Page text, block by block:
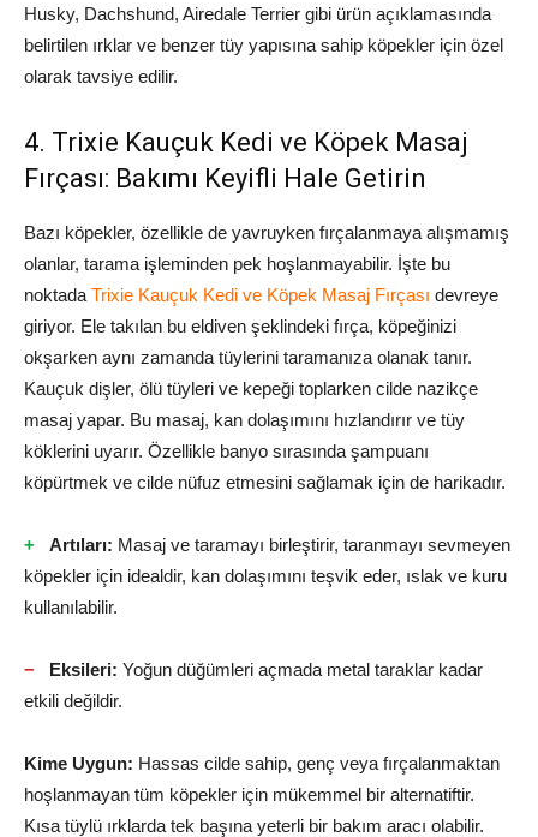
Husky, Dachshund, Airedale Terrier gibi ürün açıklamasında
belirtilen ırklar ve benzer tüy yapısına sahip köpekler için özel
olarak tavsiye edilir.
4. Trixie Kauçuk Kedi ve Köpek Masaj
Fırçası: Bakımı Keyifli Hale Getirin
Bazı köpekler, özellikle de yavruyken fırçalanmaya alışmamış
olanlar, tarama işleminden pek hoşlanmayabilir. İşte bu
noktada Trixie Kauçuk Kedi ve Köpek Masaj Fırçası devreye
giriyor. Ele takılan bu eldiven şeklindeki fırça, köpeğinizi
okşarken aynı zamanda tüylerini taramanıza olanak tanır.
Kauçuk dişler, ölü tüyleri ve kepeği toplarken cilde nazikçe
masaj yapar. Bu masaj, kan dolaşımını hızlandırır ve tüy
köklerini uyarır. Özellikle banyo sırasında şampuanı
köpürtmek ve cilde nüfuz etmesini sağlamak için de harikadır.
Artıları: Masaj ve taramayı birleştirir, taranmayı sevmeyen
köpekler için idealdir, kan dolaşımını teşvik eder, ıslak ve kuru
kullanılabilir.
Eksileri: Yoğun düğümleri açmada metal taraklar kadar
etkili değildir.
Kime Uygun: Hassas cilde sahip, genç veya fırçalanmaktan
hoşlanmayan tüm köpekler için mükemmel bir alternatiftir.
Kısa tüylü ırklarda tek başına yeterli bir bakım aracı olabilir.